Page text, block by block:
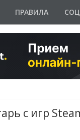
ПРАВИЛА
с игр